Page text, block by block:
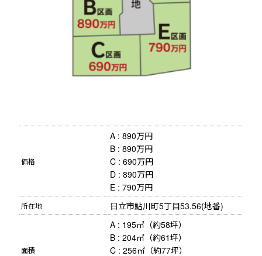
価格
A : 890万円
B : 890万円
C : 690万円
D : 890万円
E : 790万円
所在地 日立市鮎川町5丁目53.56(地番)
面積
A : 195㎡（約58坪）
B : 204㎡（約61坪）
C : 256㎡（約77坪）